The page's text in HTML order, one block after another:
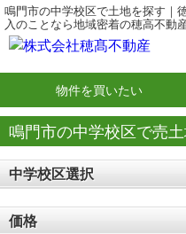
鳴門市の中学校区で土地を探す｜
入のことなら地域密着の穂高不動
物件を買いたい
鳴門市の中学校区で売
中学校区選択
価格